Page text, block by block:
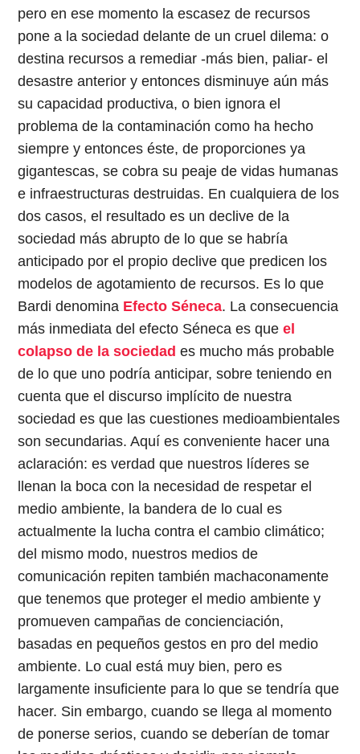
pero en ese momento la escasez de recursos
pone a la sociedad delante de un cruel dilema: o
destina recursos a remediar -más bien, paliar- el
desastre anterior y entonces disminuye aún más
su capacidad productiva, o bien ignora el
problema de la contaminación como ha hecho
siempre y entonces éste, de proporciones ya
gigantescas, se cobra su peaje de vidas humanas
e infraestructuras destruidas. En cualquiera de los
dos casos, el resultado es un declive de la
sociedad más abrupto de lo que se habría
anticipado por el propio declive que predicen los
modelos de agotamiento de recursos. Es lo que
Bardi denomina Efecto Séneca. La consecuencia
más inmediata del efecto Séneca es queel
colapso de la sociedad es mucho más probable
de lo que uno podría anticipar, sobre teniendo en
cuenta que el discurso implícito de nuestra
sociedad es que las cuestiones medioambientales
son secundarias. Aquí es conveniente hacer una
aclaración: es verdad que nuestros líderes se
llenan la boca con la necesidad de respetar el
medio ambiente, la bandera de lo cual es
actualmente la lucha contra el cambio climático;
del mismo modo, nuestros medios de
comunicación repiten también machaconamente
que tenemos que proteger el medio ambiente y
promueven campañas de concienciación,
basadas en pequeños gestos en pro del medio
ambiente. Lo cual está muy bien, pero es
largamente insuficiente para lo que se tendría que
hacer. Sin embargo, cuando se llega al momento
de ponerse serios, cuando se deberían de tomar